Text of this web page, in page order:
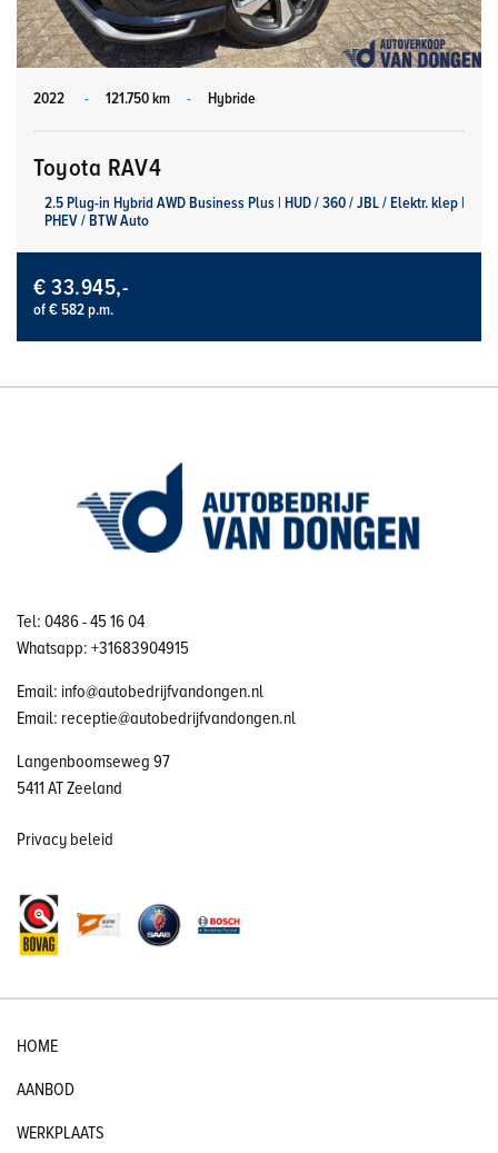
2022 - 121.750 km - Hybride
Toyota RAV4
2.5 Plug-in Hybrid AWD Business Plus | HUD / 360 / JBL / Elektr. klep |
PHEV / BTW Auto
€ 33.945,-
of € 582 p.m.
Tel: 0486 - 45 16 04
Whatsapp: +31683904915
Email: info@autobedrijfvandongen.nl
Email: receptie@autobedrijfvandongen.nl
Langenboomseweg 97
5411 AT Zeeland
Privacy beleid
HOME
AANBOD
WERKPLAATS